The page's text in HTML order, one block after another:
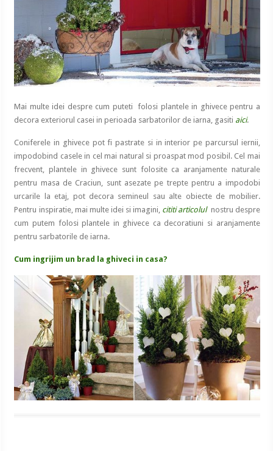
Mai multe idei despre cum puteti folosi plantele in ghivece pentru a
decora exteriorul casei in perioada sarbatorilor de iarna, gasiti aici.
Coniferele in ghivece pot fi pastrate si in interior pe parcursul iernii,
impodobind casele in cel mai natural si proaspat mod posibil. Cel mai
frecvent, plantele in ghivece sunt folosite ca aranjamente naturale
pentru masa de Craciun, sunt asezate pe trepte pentru a impodobi
urcarile la etaj, pot decora semineul sau alte obiecte de mobilier.
Pentru inspiratie, mai multe idei si imagini, cititi articolul nostru despre
cum putem folosi plantele in ghivece ca decoratiuni si aranjamente
pentru sarbatorile de iarna.
Cum ingrijim un brad la ghiveci in casa?